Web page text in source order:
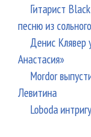
Гитарист
песню из
Денис Клявер
Анастасия»
Mordor
Левитина
Loboda